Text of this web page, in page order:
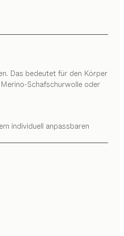
Das bedeutet für den Körper
Schafschurwolle oder
individuell anpassbaren